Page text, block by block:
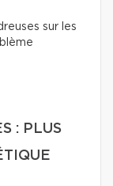
sur les
: PLUS